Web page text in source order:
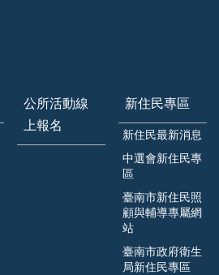
公所活動線
上報名
新住民專區
新住民最新消息
中選會新住民專
區
臺南市新住民照
顧與輔導專屬網
站
臺南市政府衛生
局新住民專區